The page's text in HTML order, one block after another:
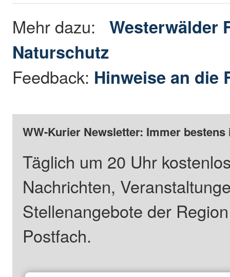
Mehr dazu:Westerwälder
Naturschutz
Feedback: Hinweise an die
WW-Kurier Newsletter: Immer
Täglich um 20 Uhr
Nachrichten,
Stellenangebote der
Postfach.